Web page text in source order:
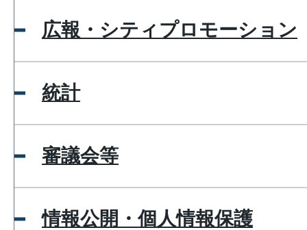
広報・シティプロモーション
統計
審議会等
情報公開・個人情報保護